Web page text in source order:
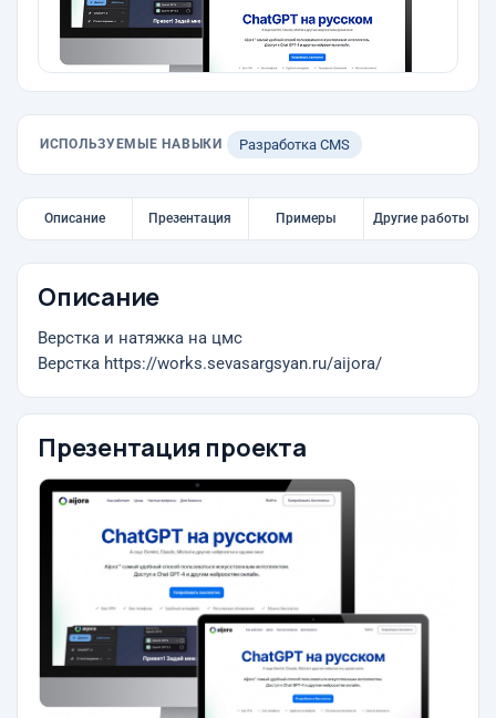
ИСПОЛЬЗУЕМЫЕ НАВЫКИ Разработка CMS
Описание Презентация Примеры Другие работы
Описание
Верстка и натяжка на цмс
Верстка https://works.sevasargsyan.ru/aijora/
Презентация проекта